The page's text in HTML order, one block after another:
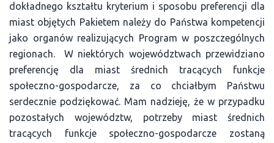
dokładnego kształtu kryterium i sposobu preferencji dla
miast objętych Pakietem należy do Państwa kompetencji
jako organów realizujących Program w poszczególnych
regionach. W niektórych województwach przewidziano
preferencję dla miast średnich tracących funkcje
społeczno-gospodarcze, za co chciałbym Państwu
serdecznie podziękować. Mam nadzieję, że w przypadku
pozostałych województw, potrzeby miast średnich
tracących funkcje społeczno-gospodarcze zostaną